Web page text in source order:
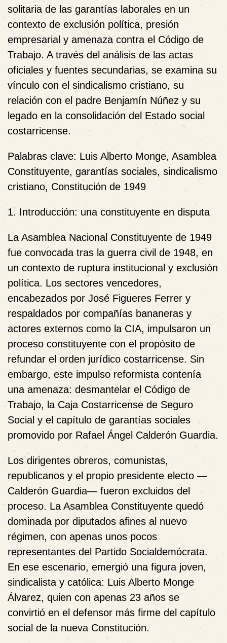
solitaria de las garantías laborales en un
contexto de exclusión política, presión
empresarial y amenaza contra el Código de
Trabajo. A través del análisis de las actas
oficiales y fuentes secundarias, se examina su
vínculo con el sindicalismo cristiano, su
relación con el padre Benjamín Núñez y su
legado en la consolidación del Estado social
costarricense.
Palabras clave: Luis Alberto Monge, Asamblea
Constituyente, garantías sociales, sindicalismo
cristiano, Constitución de 1949
1. Introducción: una constituyente en disputa
La Asamblea Nacional Constituyente de 1949
fue convocada tras la guerra civil de 1948, en
un contexto de ruptura institucional y exclusión
política. Los sectores vencedores,
encabezados por José Figueres Ferrer y
respaldados por compañías bananeras y
actores externos como la CIA, impulsaron un
proceso constituyente con el propósito de
refundar el orden jurídico costarricense. Sin
embargo, este impulso reformista contenía
una amenaza: desmantelar el Código de
Trabajo, la Caja Costarricense de Seguro
Social y el capítulo de garantías sociales
promovido por Rafael Ángel Calderón Guardia.
Los dirigentes obreros, comunistas,
republicanos y el propio presidente electo —
Calderón Guardia— fueron excluidos del
proceso. La Asamblea Constituyente quedó
dominada por diputados afines al nuevo
régimen, con apenas unos pocos
representantes del Partido Socialdemócrata.
En ese escenario, emergió una figura joven,
sindicalista y católica: Luis Alberto Monge
Álvarez, quien con apenas 23 años se
convirtió en el defensor más firme del capítulo
social de la nueva Constitución.